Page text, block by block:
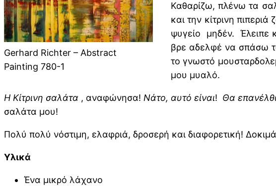
Gerhard Richter – Abstract
Painting 780-1
Καθαρίζω, πλένω τα
και την κίτρινη
ψυγείο μηδέν. Έλειπε
βρε αδελφέ να σπάσω
το γνωστό
μου μυαλό.
Η Κίτρινη σαλάτα , αναφώνησα! Νάτο, αυτό είναι! Θα
σαλάτα μου!
Πολύ πολύ νόστιμη, ελαφριά, δροσερή και διαφορετική!
Υλικά
Ένα μικρό λάχανο